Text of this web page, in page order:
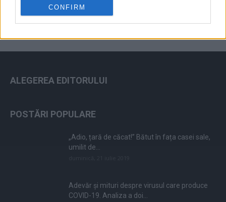
CONFIRM
ALEGEREA EDITORULUI
POSTĂRI POPULARE
„Adio, țară de căcat!” Bătut în fața casei sale,
umilit de...
Adevăr și mituri despre virusul care produce
COVID-19. Analiza a doi...